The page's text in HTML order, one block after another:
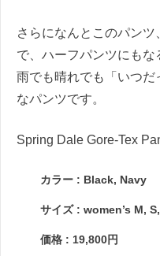
さらになんとこのパン
で、ハーフパンツにもな
雨でも晴れでも「いつ
なパンツです。
Spring Dale Gore-Tex
カラー : Black, Navy
サイズ : women’s M,
価格 : 19,800円